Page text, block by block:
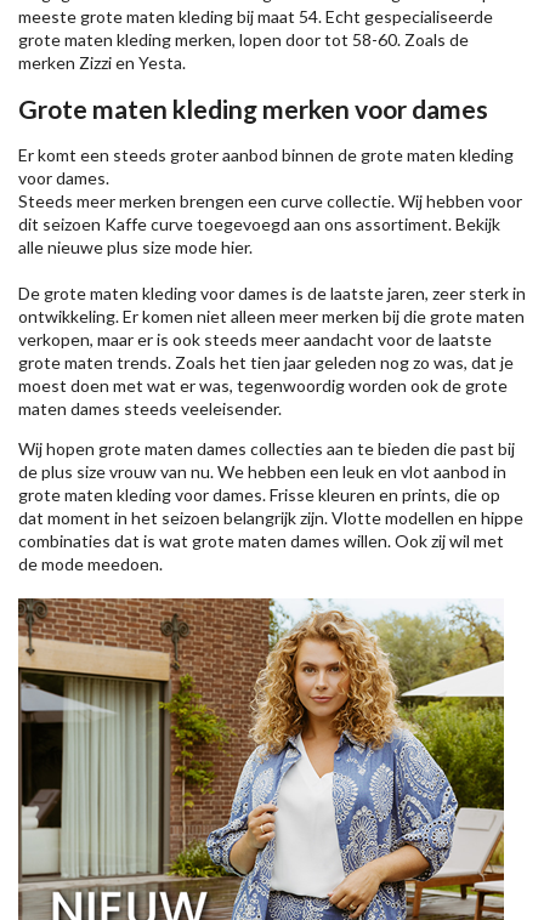
meeste grote maten kleding bij maat 54. Echt gespecialiseerde
grote maten kleding merken, lopen door tot 58-60. Zoals de
merken Zizzien Yesta.
Grote maten kleding merken voor dames
Er komt een steeds groter aanbod binnen de grote maten kleding
voor dames.
Steeds meer merken brengen een curve collectie. Wij hebben voor
dit seizoen Kaffecurve toegevoegd aan ons assortiment. Bekijk
alle nieuweplus size modehier.
De grote maten kleding voor dames is de laatste jaren, zeer sterk in
ontwikkeling. Er komen niet alleen meer merken bij die grote maten
verkopen, maar er is ook steeds meer aandacht voor de laatste
grote maten trends. Zoals het tien jaar geleden nog zo was, dat je
moest doen met wat er was, tegenwoordig worden ook de grote
maten dames steeds veeleisender.
Wij hopen grote maten dames collecties aan te bieden die past bij
de plus size vrouw van nu. We hebben een leuk en vlot aanbod in
grote maten kleding voor dames. Frisse kleuren en prints, die op
dat moment in het seizoen belangrijk zijn. Vlotte modellen en hippe
combinaties dat is wat grote maten dames willen. Ook zij wil met
de mode meedoen.